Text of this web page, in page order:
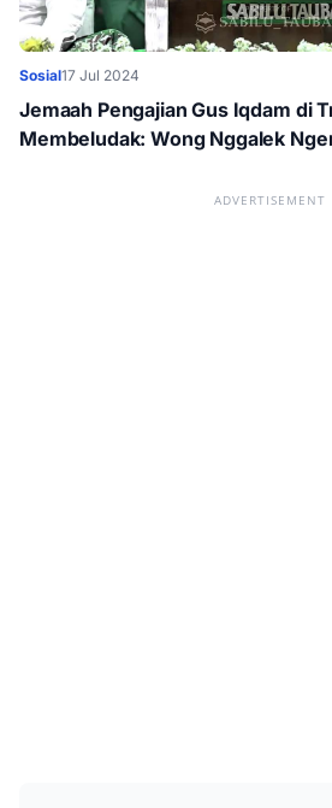
Sosial17 Jul 2024
Jemaah Pengajian Gus Iqdam di
Membeludak: Wong Nggalek
ADVERTISEMENT